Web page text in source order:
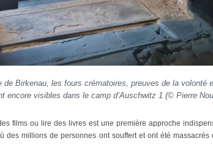
de Birkenau, les fours crématoires, preuves de la volonté
encore visibles dans le camp d’Auschwitz 1 (© Pierre
films ou lire des livres est une première approche
des millions de personnes ont souffert et ont été massacrés